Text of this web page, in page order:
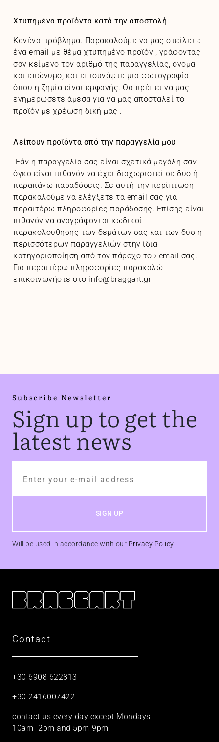
Χτυπημένα προϊόντα κατά την αποστολή
Κανένα πρόβλημα. Παρακαλούμε να μας στείλετε
ένα email με θέμα χτυπημένο προϊόν , γράφοντας
σαν κείμενο τον αριθμό της παραγγελίας, όνομα
και επώνυμο, και επισυνάψτε μια φωτογραφία
όπου η ζημία είναι εμφανής. Θα πρέπει να μας
ενημερώσετε άμεσα για να μας αποσταλεί το
προϊόν με χρέωση δική μας .
Λείπουν προϊόντα από την παραγγελία μου
Εάν η παραγγελία σας είναι σχετικά μεγάλη σαν
όγκο είναι πιθανόν να έχει διαχωριστεί σε δύο ή
παραπάνω παραδόσεις. Σε αυτή την περίπτωση
παρακαλούμε να ελέγξετε τα email σας για
περαιτέρω πληροφορίες παράδοσης. Επίσης είναι
πιθανόν να αναγράφονται κωδικοί
παρακολούθησης των δεμάτων σας και των δύο η
περισσότερων παραγγελιών στην ίδια
κατηγοριοποίηση από τον πάροχο του email σας.
Για περαιτέρω πληροφορίες παρακαλώ
επικοινωνήστε στο info@braggart.gr
Subscribe Newsletter
Sign up to get the
latest news
Will be used in accordance with our Privacy Policy
Contact
+30 6908 622813
+30 2416007422
contact us every day except Mondays
10am- 2pm and 5pm-9pm